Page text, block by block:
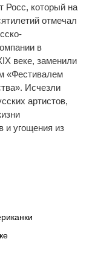
Росс, который на
отмечал
в
веке, заменили
«Фестивалем
Исчезли
артистов,
и угощения из